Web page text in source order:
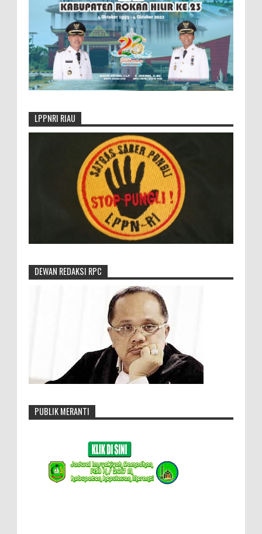
LPPNRI RIAU
DEWAN REDAKSI RPC
PUBLIK MERANTI